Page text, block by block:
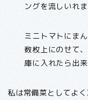
ングを流しいれま
ミニトマトにま
数枚上にのせて
庫に入れたら出来
私は常備菜としてよ